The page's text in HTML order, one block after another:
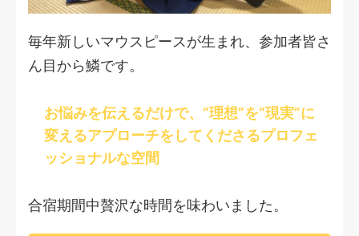
毎年新しいマウスピースが生まれ、参加者皆さ
ん目から鱗です。
お悩みを伝えるだけで、“理想”を“現実”に
変えるアプローチをしてくださるプロフェ
ッショナルな空間
合宿期間中贅沢な時間を味わいました。